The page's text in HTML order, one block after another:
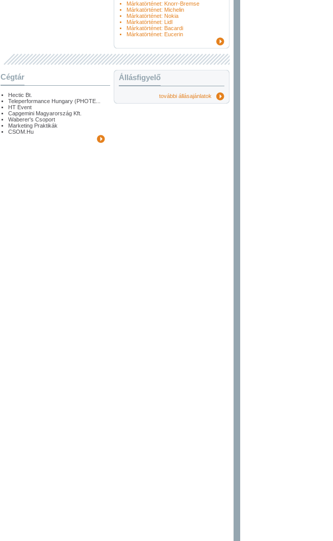
Márkatörténet: Knorr-Bremse
Márkatörténet: Michelin
Márkatörténet: Nokia
Márkatörténet: Lidl
Márkatörténet: Bacardi
Márkatörténet: Eucerin
Cégtár
Hectic Bt.
Teleperformance Hungary (PHOTE...
HT Event
Capgemini Magyarország Kft.
Waberer's Csoport
Marketing Praktikák
CSOM.Hu
Állásfigyelő
további állásajánlatok